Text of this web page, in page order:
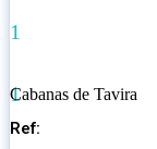
1
1
Cabanas de Tavira
Ref: